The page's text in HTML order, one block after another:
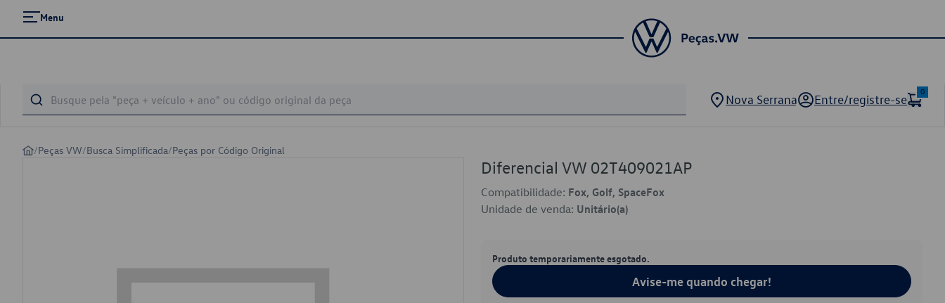
Menu
Nova Serrana Entre/registre-se
0
/Peças VW/Busca Simplificada/Peças por Código Original
Diferencial VW 02T409021AP
Compatibilidade: Fox, Golf, SpaceFox
Unidade de venda: Unitário(a)
Produto temporariamente esgotado.
Avise-me quando chegar!